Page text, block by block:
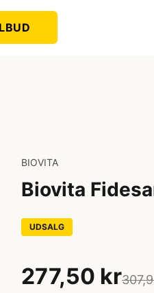
BIOVITA
Biovita
UDSALG
277,50 kr